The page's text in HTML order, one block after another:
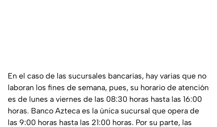
En el caso de las sucursales bancarias, hay varias que no
laboran los fines de semana, pues, su horario de atención
es de lunes a viernes de las 08:30 horas hasta las 16:00
horas. Banco Azteca es la única sucursal que opera de
las 9:00 horas hasta las 21:00 horas. Por su parte, las